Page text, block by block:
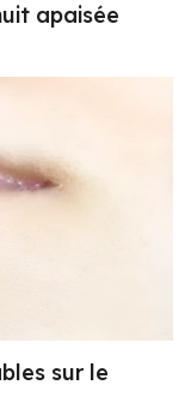
apaisée
sur le